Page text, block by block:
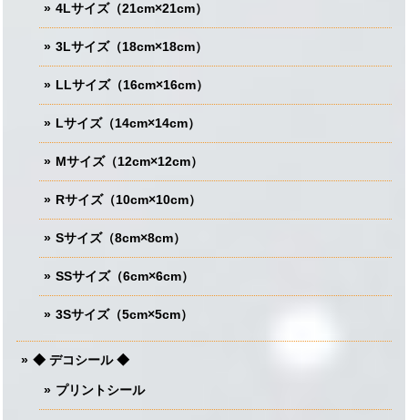
4Lサイズ（21cm×21cm）
3Lサイズ（18cm×18cm）
LLサイズ（16cm×16cm）
Lサイズ（14cm×14cm）
Mサイズ（12cm×12cm）
Rサイズ（10cm×10cm）
Sサイズ（8cm×8cm）
SSサイズ（6cm×6cm）
3Sサイズ（5cm×5cm）
◆ デコシール ◆
プリントシール